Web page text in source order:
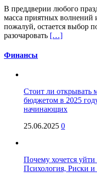
В преддверии любого
масса приятных
пожалуй, остается выбор
разочаровать […]
Финансы
Стоит ли открывать
бюджетом в 2025
начинающих
25.06.2025 0
Почему хочется
Психология, Риски